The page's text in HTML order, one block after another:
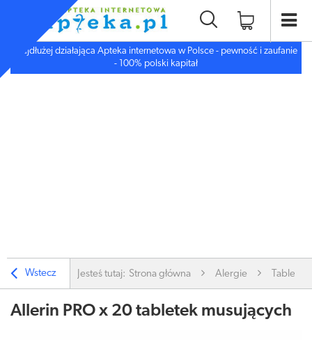
Najdłużej działająca Apteka internetowa w Polsce - pewność i zaufanie
- 100% polski kapitał
Wstecz Jesteś tutaj: Strona główna Alergie Tabletki
Allerin PRO x 20 tabletek musujących